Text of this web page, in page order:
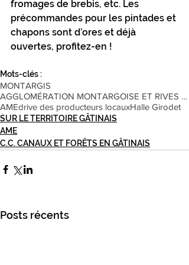
fromages de brebis, etc. Les
précommandes pour les pintades et
chapons sont d’ores et déjà
ouvertes, profitez-en !
Mots-clés :
MONTARGIS
AGGLOMÉRATION MONTARGOISE ET RIVES DU LOING
AMEdrive des producteurs locauxHalle Girodet
SUR LE TERRITOIRE GÂTINAIS
AME
C.C. CANAUX ET FORÊTS EN GÂTINAIS
Posts récents